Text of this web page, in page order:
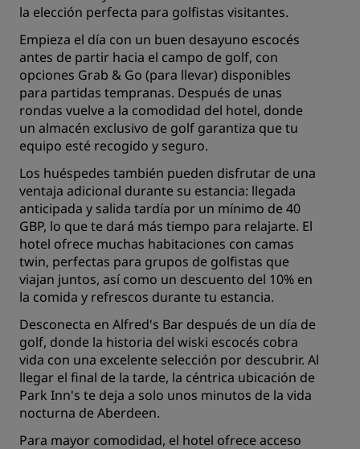
la elección perfecta para golfistas visitantes.
Empieza el día con un buen desayuno escocés
antes de partir hacia el campo de golf, con
opciones Grab & Go (para llevar) disponibles
para partidas tempranas. Después de unas
rondas vuelve a la comodidad del hotel, donde
un almacén exclusivo de golf garantiza que tu
equipo esté recogido y seguro.
Los huéspedes también pueden disfrutar de una
ventaja adicional durante su estancia: llegada
anticipada y salida tardía por un mínimo de 40
GBP, lo que te dará más tiempo para relajarte. El
hotel ofrece muchas habitaciones con camas
twin, perfectas para grupos de golfistas que
viajan juntos, así como un descuento del 10% en
la comida y refrescos durante tu estancia.
Desconecta en Alfred's Bar después de un día de
golf, donde la historia del wiski escocés cobra
vida con una excelente selección por descubrir. Al
llegar el final de la tarde, la céntrica ubicación de
Park Inn's te deja a solo unos minutos de la vida
nocturna de Aberdeen.
Para mayor comodidad, el hotel ofrece acceso